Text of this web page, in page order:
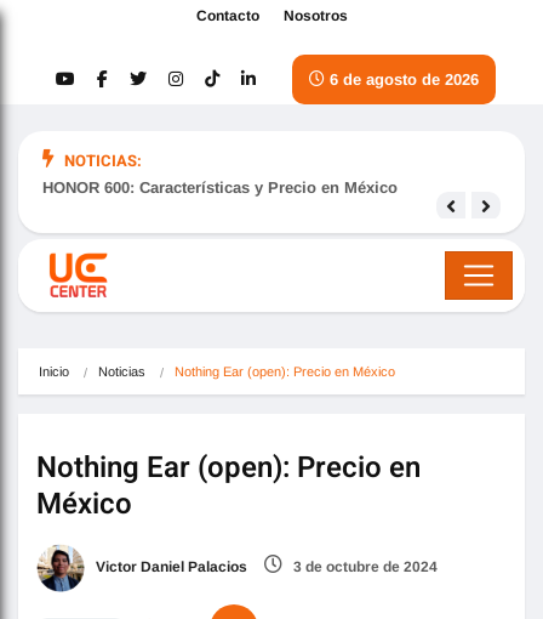
Contacto Nosotros
6 de agosto de 2026
NOTICIAS:
HONOR 600: Características y Precio en México
Inicio Noticias Nothing Ear (open): Precio en México
Nothing Ear (open): Precio en
México
Victor Daniel Palacios 3 de octubre de 2024